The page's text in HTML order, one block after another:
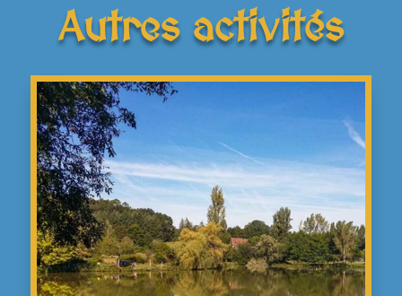
Autres activités